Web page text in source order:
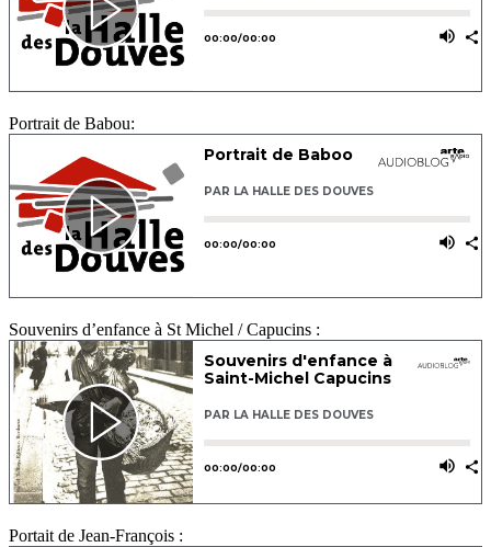
Portrait de Babou:
Souvenirs d’enfance à St Michel / Capucins :
Portait de Jean-François :